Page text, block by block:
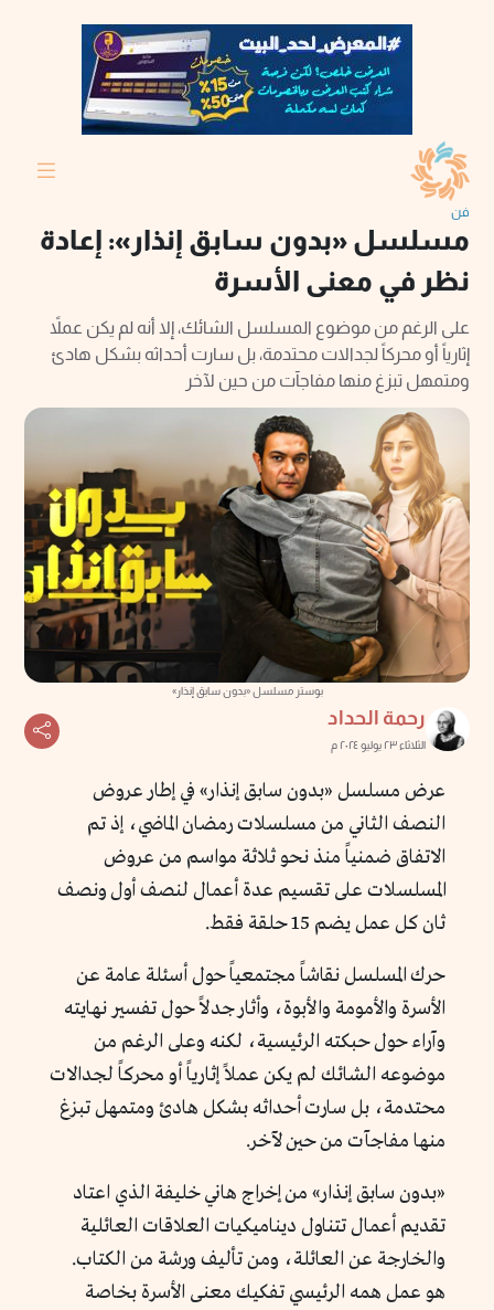
فن
مسلسل «بدون سابق إنذار»: إعادة
نظر في معنى الأسرة
على الرغم من موضوع المسلسل الشائك، إلا أنه لم يكن عملاً
إثارياً أو محركاً لجدالات محتدمة، بل سارت أحداثه بشكل هادئ
ومتمهل تبزغ منها مفاجآت من حين لآخر
بوستر مسلسل «بدون سابق إنذار»
رحمة الحداد
الثلاثاء ٢٣ يوليو ٢٠٢٤ م
عرض مسلسل «بدون سابق إنذار» في إطار عروض
النصف الثاني من مسلسلات رمضان الماضي، إذ تم
الاتفاق ضمنياً منذ نحو ثلاثة مواسم من عروض
المسلسلات على تقسيم عدة أعمال لنصف أول ونصف
ثان كل عمل يضم 15 حلقة فقط.
حرك المسلسل نقاشاً مجتمعياً حول أسئلة عامة عن
الأسرة والأمومة والأبوة، وأثار جدلاً حول تفسير نهايته
وآراء حول حبكته الرئيسية، لكنه وعلى الرغم من
موضوعه الشائك لم يكن عملاً إثارياً أو محركاً لجدالات
محتدمة، بل سارت أحداثه بشكل هادئ ومتمهل تبزغ
منها مفاجآت من حين لآخر.
«بدون سابق إنذار» من إخراج هاني خليفة الذي اعتاد
تقديم أعمال تتناول ديناميكيات العلاقات العائلية
والخارجة عن العائلة، ومن تأليف ورشة من الكتاب.
هو عمل همه الرئيسي تفكيك معنى الأسرة بخاصة